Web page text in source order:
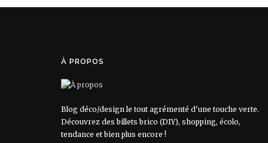
À PROPOS
Blog déco/design le tout agrémenté d'une touche verte.
Découvrez des billets brico (DIY), shopping, écolo,
tendance et bien plus encore !